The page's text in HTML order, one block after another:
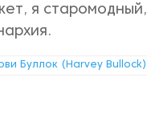
я
Буллок (Harvey Bullock)